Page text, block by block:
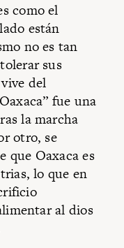
como el
están
no es tan
sus
del
fue una
la marcha
otro, se
que Oaxaca es
lo que en
al dios